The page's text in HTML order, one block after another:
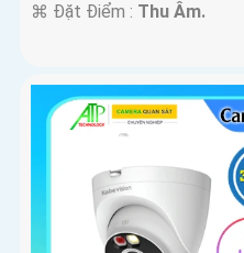
️⌘ Đặt Điểm : Thu Âm.